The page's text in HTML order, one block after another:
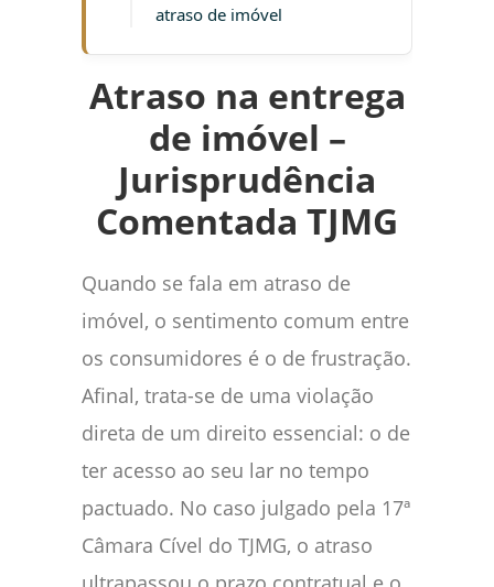
atraso de imóvel
Atraso na entrega
de imóvel –
Jurisprudência
Comentada TJMG
Quando se fala em atraso de
imóvel, o sentimento comum entre
os consumidores é o de frustração.
Afinal, trata-se de uma violação
direta de um direito essencial: o de
ter acesso ao seu lar no tempo
pactuado. No caso julgado pela 17ª
Câmara Cível do TJMG, o atraso